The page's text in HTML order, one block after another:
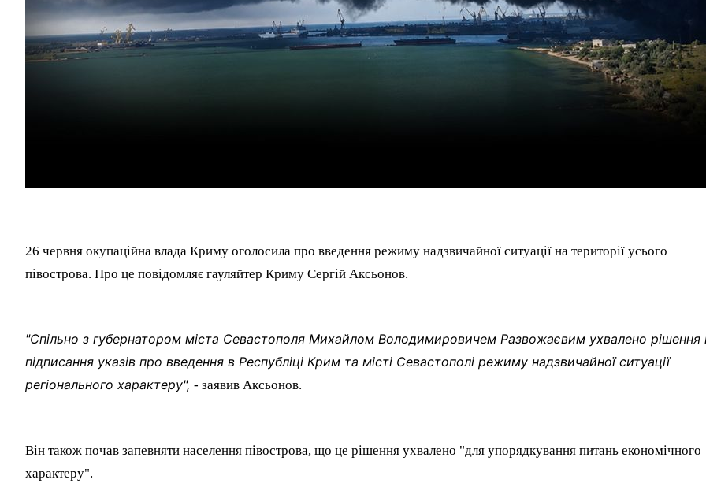
26 червня окупаційна влада Криму оголосила про введення режиму надзвичайної ситуації на території усього
півострова. Про це повідомляє гауляйтер Криму Сергій Аксьонов.
"Спільно з губернатором міста Севастополя Михайлом Володимировичем Развожаєвим ухвалено рішення
підписання указів про введення в Республіці Крим та місті Севастополі режиму надзвичайної ситуації
регіонального характеру", - заявив Аксьонов.
Він також почав запевняти населення півострова, що це рішення ухвалено "для упорядкування питань економічного
характеру".